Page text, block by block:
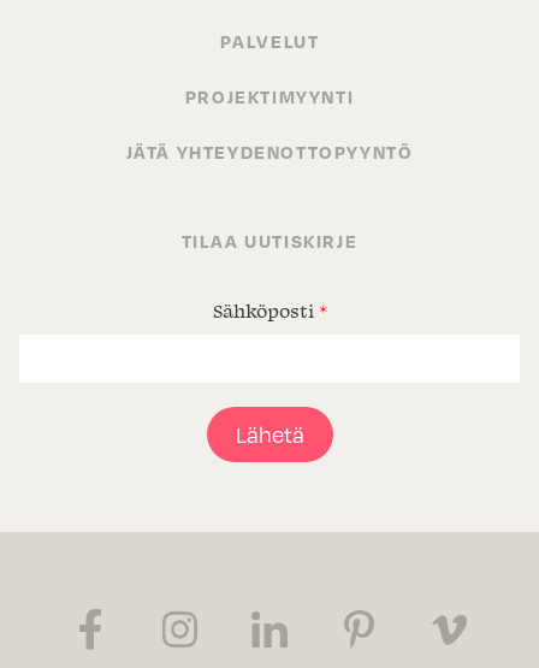
PALVELUT
PROJEKTIMYYNTI
JÄTÄ YHTEYDENOTTOPYYNTÖ
TILAA UUTISKIRJE
Sähköposti *
Lähetä